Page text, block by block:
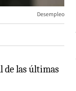
Desempleo
de las últimas